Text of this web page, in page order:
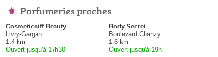
Parfumeries proches
Cosmeticoiff Beauty
Livry-Gargan
1.4 km
Ouvert jusqu'à 17h30
Body Secret
Boulevard Chanzy
1.6 km
Ouvert jusqu'à 19h